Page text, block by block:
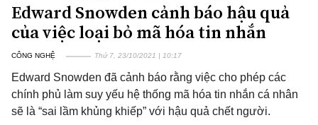
Edward Snowden cảnh báo hậu quả
của việc loại bỏ mã hóa tin nhắn
CÔNG NGHỆ Thứ 7, 23/10/2021 | 10:17
Edward Snowden đã cảnh báo rằng việc cho phép các
chính phủ làm suy yếu hệ thống mã hóa tin nhắn cá nhân
sẽ là “sai lầm khủng khiếp” với hậu quả chết người.